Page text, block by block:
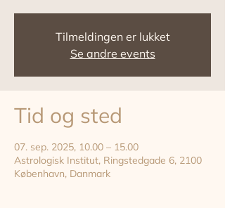
Tilmeldingen er lukket
Se andre events
Tid og sted
07. sep. 2025, 10.00 – 15.00
Astrologisk Institut, Ringstedgade 6, 2100
København, Danmark